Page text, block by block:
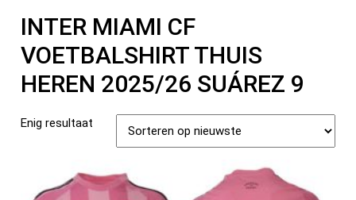
INTER MIAMI CF
VOETBALSHIRT THUIS
HEREN 2025/26 SUÁREZ 9
Enig resultaat